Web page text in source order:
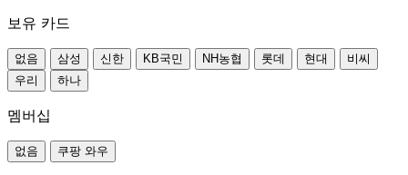
보유 카드
없음 삼성 신한 KB국민 NH농협 롯데 현대
비씨
우리
하나
멤버십
없음 쿠팡 와우